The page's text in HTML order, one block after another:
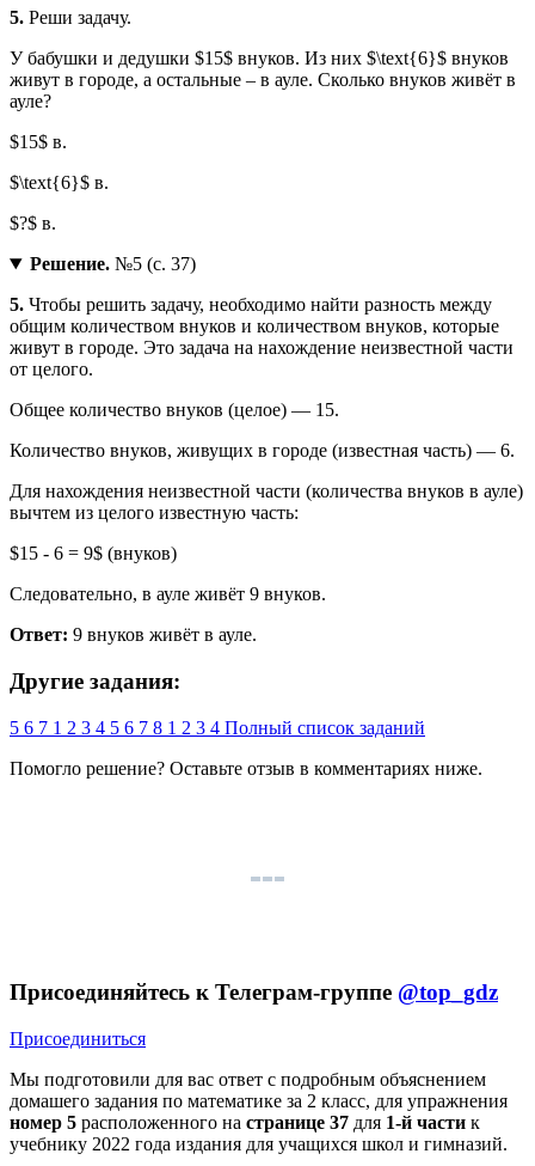
5. Реши задачу.
У бабушки и дедушки $15$ внуков. Из них $\text{6}$ внуков
живут в городе, а остальные – в ауле. Сколько внуков живёт в
ауле?
$15$ в.
$\text{6}$ в.
$?$ в.
Решение.№5 (с. 37)
5. Чтобы решить задачу, необходимо найти разность между
общим количеством внуков и количеством внуков, которые
живут в городе. Это задача на нахождение неизвестной части
от целого.
Общее количество внуков (целое) — 15.
Количество внуков, живущих в городе (известная часть) — 6.
Для нахождения неизвестной части (количества внуков в ауле)
вычтем из целого известную часть:
$15 - 6 = 9$ (внуков)
Следовательно, в ауле живёт 9 внуков.
Ответ: 9 внуков живёт в ауле.
Другие задания:
5 6 7 1 2 3 4 5 6 7 8 1 2 3 4 Полный список заданий
Помогло решение? Оставьте отзыв в комментариях ниже.
Присоединяйтесь к Телеграм-группе @top_gdz
Присоединиться
Мы подготовили для вас ответ c подробным объяснением
домашего задания по математике за 2 класс, для упражнения
номер 5 расположенного на странице 37 для 1-й части к
учебнику 2022 года издания для учащихся школ и гимназий.